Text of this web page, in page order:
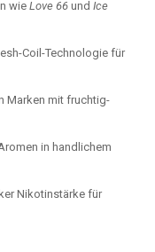
wieLove 66 und Ice
Coil-Technologie für
Marken mit fruchtig-
in handlichem
Nikotinstärke für